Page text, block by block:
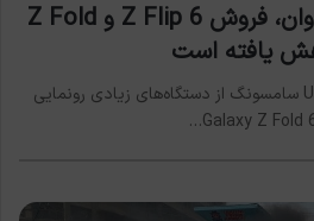
علی‌رغم بهبودهای فراوان، فروش Z Flip 6 و Z Fold
مراسم Unpacked Event 2024 سامسونگ از دستگاه‌های زیادی رونمایی